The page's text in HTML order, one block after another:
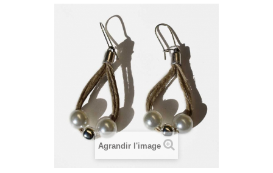
Agrandir l'image